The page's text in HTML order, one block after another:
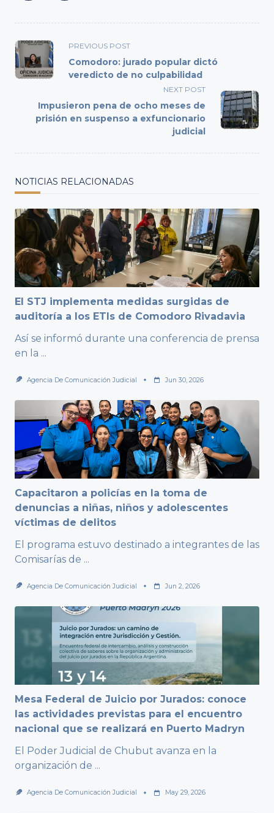
<span
class="nav-
subtitle
reader-
text">Page</span>
PREVIOUS POST
Comodoro: jurado popular dictó
veredicto de no culpabilidad
NEXT POST
Impusieron pena de ocho meses de
prisión en suspenso a exfuncionario
judicial
NOTICIAS RELACIONADAS
El STJ implementa medidas surgidas de
auditoría a los ETIs de Comodoro Rivadavia
Así se informó durante una conferencia de prensa
en la ...
Agencia De Comunicación Judicial Jun 30, 2026
Capacitaron a policías en la toma de
denuncias a niñas, niños y adolescentes
víctimas de delitos
El programa estuvo destinado a integrantes de las
Comisarías de ...
Agencia De Comunicación Judicial Jun 2, 2026
Mesa Federal de Juicio por Jurados: conoce
las actividades previstas para el encuentro
nacional que se realizará en Puerto Madryn
El Poder Judicial de Chubut avanza en la
organización de ...
Agencia De Comunicación Judicial May 29, 2026